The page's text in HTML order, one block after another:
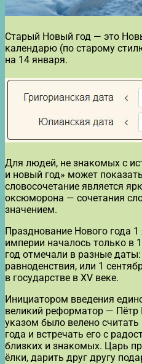
Старый Новый год — это
календарю (по старому
на 14 января.
Для людей, не знакомых с
и новый год» может
словосочетание является
оксюморона — сочетания
значением.
Празднование Нового года
империи началось только в
год отмечали в разные
равноденствия, или 1
в государстве в XV веке.
Инициатором введения
великий реформатор —
указом было велено
года и встречать его с
близких и знакомых. Царь
ёлки, дарить друг другу